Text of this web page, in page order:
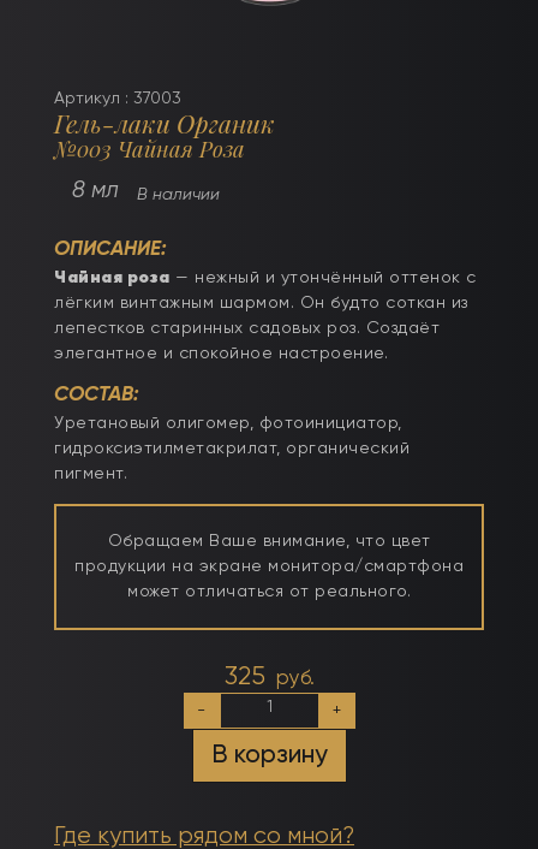
Артикул : 37003
Гель-лаки Органик
№003 Чайная Роза
8 мл В наличии
ОПИСАНИЕ:
Чайная роза — нежный и утончённый оттенок с
лёгким винтажным шармом. Он будто соткан из
лепестков старинных садовых роз. Создаёт
элегантное и спокойное настроение.
СОСТАВ:
Уретановый олигомер, фотоинициатор,
гидроксиэтилметакрилат, органический
пигмент.
Обращаем Ваше внимание, что цвет
продукции на экране монитора/смартфона
может отличаться от реального.
325 руб.
Количество
Чайная
Роза
- +
В корзину
Где купить рядом со мной?